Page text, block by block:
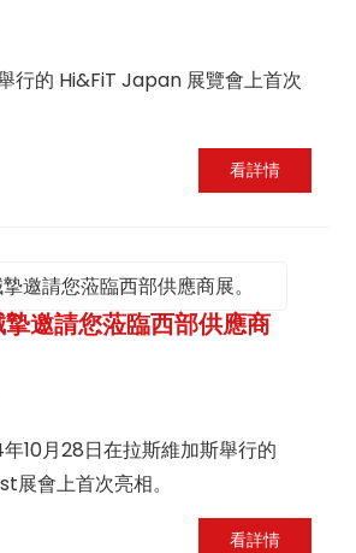
行的 Hi&FiT Japan 展覽會上首次
看詳情
邀請您蒞臨西部供應商
10月28日在拉斯維加斯舉行的
會上首次亮相。
看詳情